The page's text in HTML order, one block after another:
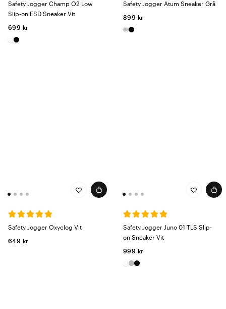
Safety Jogger Champ O2 Low
Slip-on ESD Sneaker Vit
699 kr
Safety Jogger Atum Sneaker Grå
899 kr
Safety Jogger Oxyclog Vit
649 kr
Safety Jogger Juno 01 TLS Slip-
on Sneaker Vit
999 kr